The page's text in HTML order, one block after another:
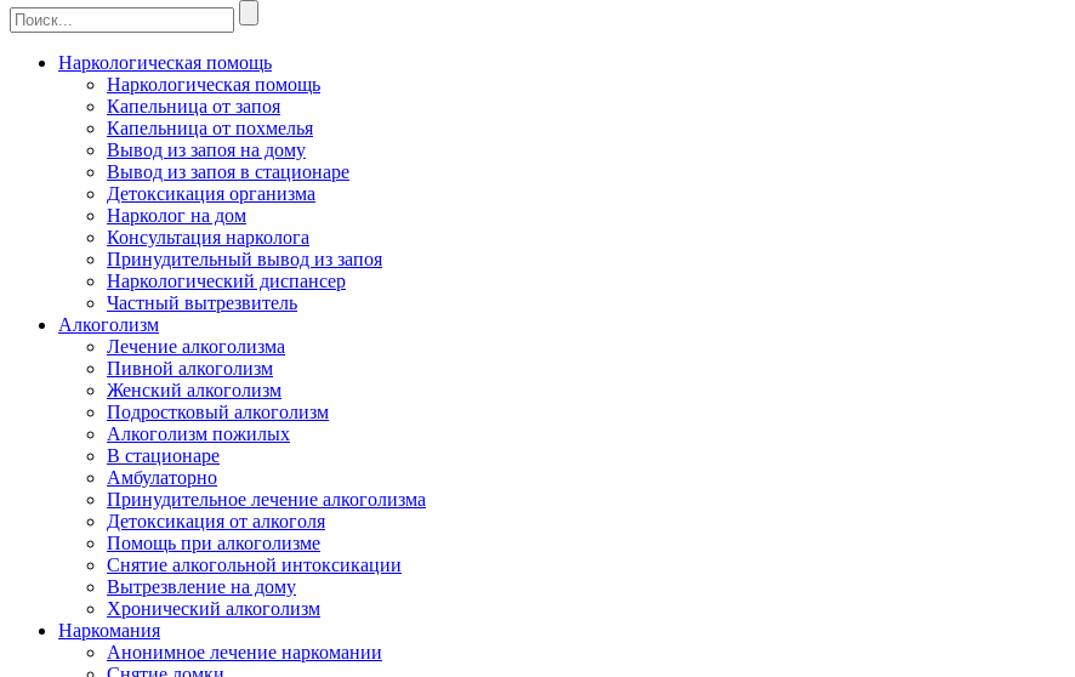
Наркологическая помощь
Наркологическая помощь
Капельница от запоя
Капельница от похмелья
Вывод из запоя на дому
Вывод из запоя в стационаре
Детоксикация организма
Нарколог на дом
Консультация нарколога
Принудительный вывод из запоя
Наркологический диспансер
Частный вытрезвитель
Алкоголизм
Лечение алкоголизма
Пивной алкоголизм
Женский алкоголизм
Подростковый алкоголизм
Алкоголизм пожилых
В стационаре
Амбулаторно
Принудительное лечение алкоголизма
Детоксикация от алкоголя
Помощь при алкоголизме
Снятие алкогольной интоксикации
Вытрезвление на дому
Хронический алкоголизм
Наркомания
Анонимное лечение наркомании